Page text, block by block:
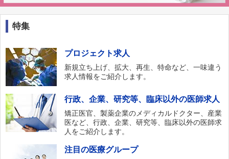
特集
プロジェクト求人
新規立ち上げ、拡大、再生、特命など、一味違う
求人情報をご紹介します。
行政、企業、研究等、臨床以外の医師求人
矯正医官、製薬企業のメディカルドクター、産業
医など、行政、企業、研究等、臨床以外の医師求
人をご紹介します。
注目の医療グループ